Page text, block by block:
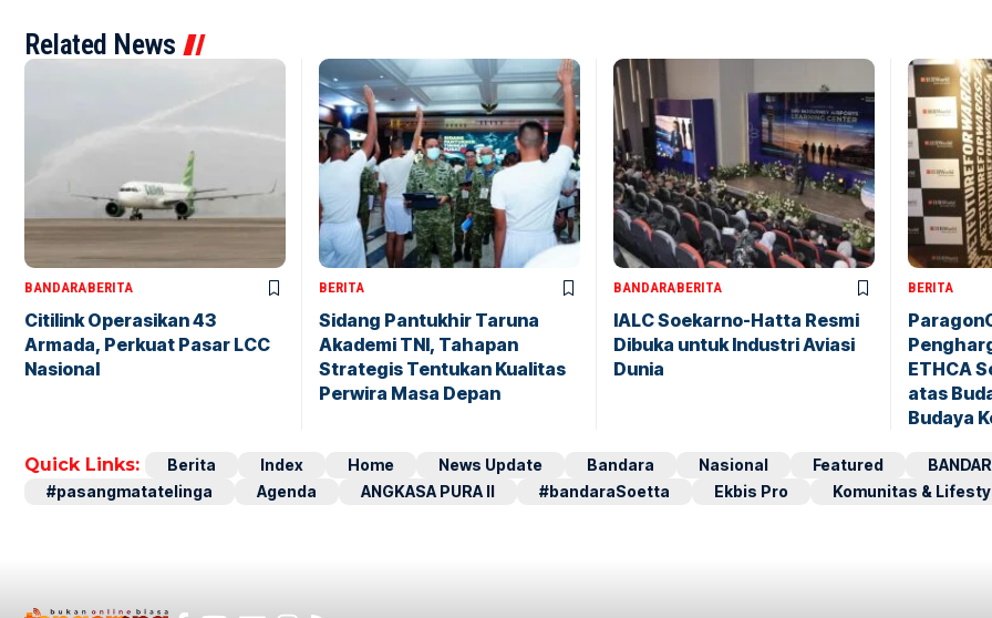
Related News
BANDARABERITA
Citilink Operasikan 43
Armada, Perkuat Pasar LCC
Nasional
BERITA
Sidang Pantukhir Taruna
Akademi TNI, Tahapan
Strategis Tentukan Kualitas
Perwira Masa Depan
BANDARABERITA
IALC Soekarno-Hatta Resmi
Dibuka untuk Industri Aviasi
Dunia
BERITA
ETHCA
atas
Budaya
Quick Links: Berita Index Home News Update Bandara Nasional Featured
#pasangmatatelinga
Agenda ANGKASA PURA II #bandaraSoetta Ekbis Pro Komunitas &